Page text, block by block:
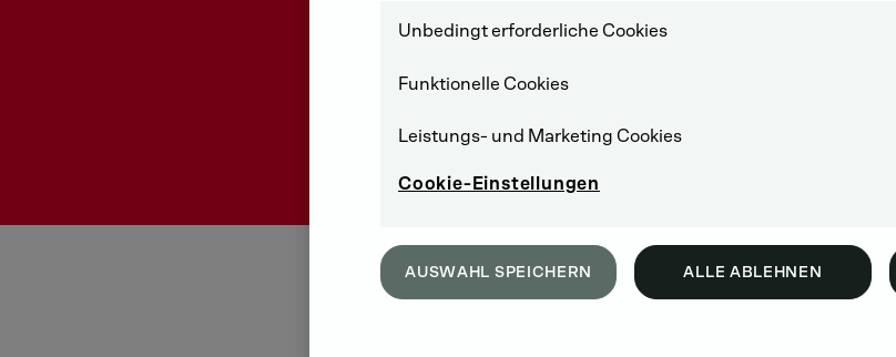
Unbedingt erforderliche Cookies
Funktionelle Cookies
Leistungs- und Marketing Cookies
Cookie-Einstellungen
AUSWAHL SPEICHERN ALLE ABLEHNEN